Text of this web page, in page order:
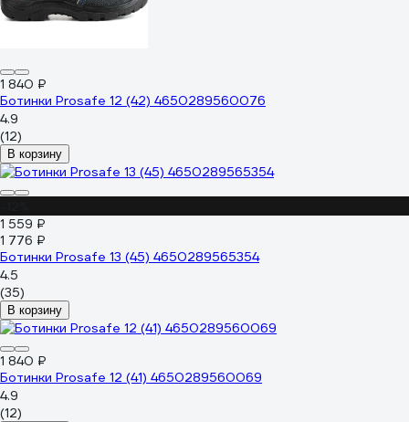
1 840 ₽
Ботинки Prosafe 12 (42) 4650289560076
4.9
(12)
В корзину
1 559 ₽
1 776 ₽
Ботинки Prosafe 13 (45) 4650289565354
4.5
(35)
В корзину
1 840 ₽
Ботинки Prosafe 12 (41) 4650289560069
4.9
(12)